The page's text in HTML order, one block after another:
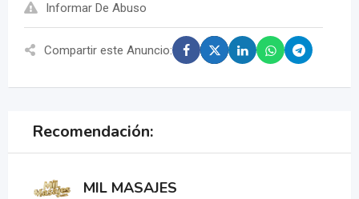
Informar De Abuso
Compartir este Anuncio:
Recomendación:
MIL MASAJES